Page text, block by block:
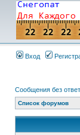
Вход
Сообщения без
Список форумов